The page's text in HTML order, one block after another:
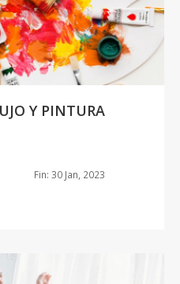
Y PINTURA
Fin: 30 Jan, 2023